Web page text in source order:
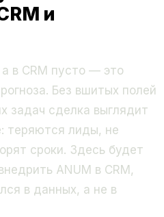
и
в CRM пусто — это
Без вшитых полей
задач сделка выглядит
теряются лиды, не
сроки. Здесь будет
ANUM в CRM,
в данных, а не в